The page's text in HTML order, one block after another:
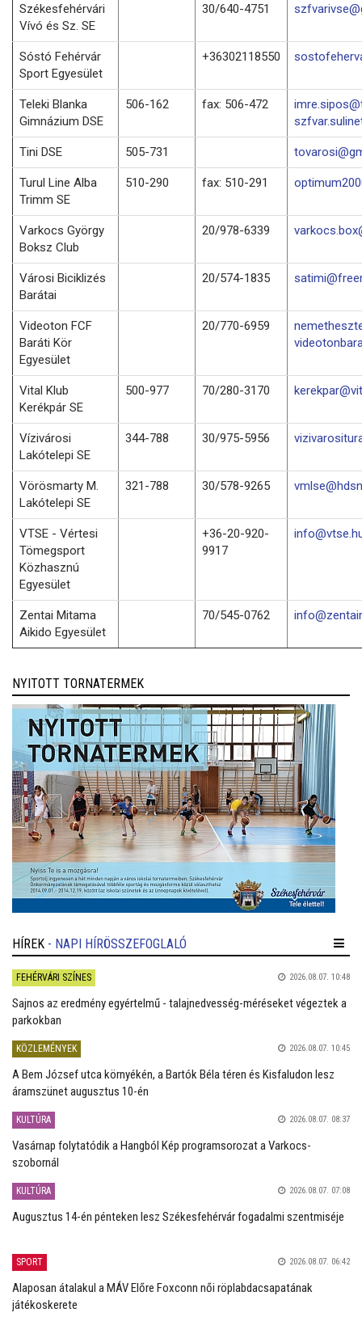
Székesfehérvári
Vívó és Sz. SE
30/640-4751
Sóstó Fehérvár
Sport Egyesület
+36302118550
Teleki Blanka
Gimnázium DSE
506-162 fax: 506-472
Tini DSE 505-731
Turul Line Alba
Trimm SE
510-290 fax: 510-291
Varkocs György
Boksz Club
20/978-6339
Városi Biciklizés
Barátai
20/574-1835
Videoton FCF
Baráti Kör
Egyesület
20/770-6959
Vital Klub
Kerékpár SE
500-977 70/280-3170
Vízivárosi
Lakótelepi SE
344-788 30/975-5956
Vörösmarty M.
Lakótelepi SE
321-788 30/578-9265
VTSE - Vértesi
Tömegsport
Közhasznú
Egyesület
+36-20-920-
9917
Zentai Mitama
Aikido Egyesület
70/545-0762
NYITOTT TORNATERMEK
HÍREK - NAPI HÍRÖSSZEFOGLALÓ
FEHÉRVÁRI SZÍNES 2026.08.07. 10:48
Sajnos az eredmény egyértelmű - talajnedvesség-méréseket végeztek a
parkokban
KÖZLEMÉNYEK 2026.08.07. 10:45
A Bem József utca környékén, a Bartók Béla téren és Kisfaludon lesz
áramszünet augusztus 10-én
KULTÚRA 2026.08.07. 08:37
Vasárnap folytatódik a Hangból Kép programsorozat a Varkocs-
szobornál
KULTÚRA 2026.08.07. 07:08
Augusztus 14-én pénteken lesz Székesfehérvár fogadalmi szentmiséje
SPORT 2026.08.07. 06:42
Alaposan átalakul a MÁV Előre Foxconn női röplabdacsapatának
játékoskerete